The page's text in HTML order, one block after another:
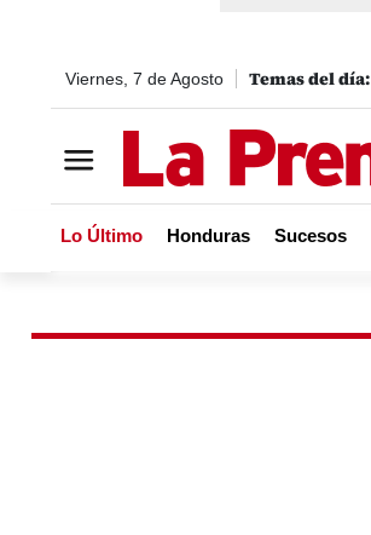
Viernes, 7 de Agosto
Lo Último Honduras Sucesos